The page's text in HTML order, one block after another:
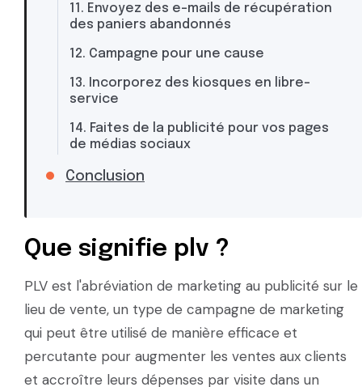
11. Envoyez des e-mails de récupération
des paniers abandonnés
12. Campagne pour une cause
13. Incorporez des kiosques en libre-
service
14. Faites de la publicité pour vos pages
de médias sociaux
Conclusion
Que signifie plv ?
PLV est l'abréviation de marketing au publicité sur le
lieu de vente, un type de campagne de marketing
qui peut être utilisé de manière efficace et
percutante pour augmenter les ventes aux clients
et accroître leurs dépenses par visite dans un